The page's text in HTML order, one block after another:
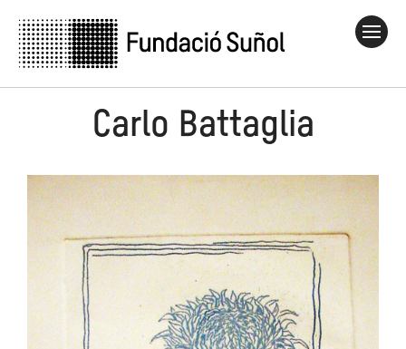
Carlo Battaglia